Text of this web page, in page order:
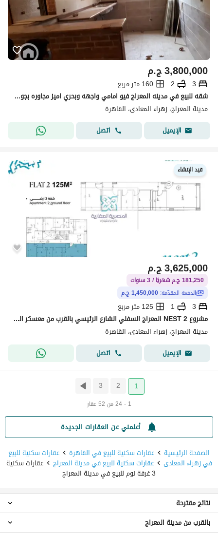
ج.م3,800,000
3
2
160 متر مربع
شقه للبيع في مدينه المعراج فيو امامي واجهه وبحري اميز مجاوره بجوار جميع الخدمات مساحه 160م تتكون من 3غرف -2حمام - ريسبشن -مطبخ - الدور 4 ي
مدينة المعراج، زهراء المعادى، القاهرة
الإيميل
اتصل
قيد الإنشاء
ج.م3,625,000
181,250 ج.م شهريًا / 3 سنوات
الدفعة المقدّمة: 1,450,000 ج.م
3
1
125 متر مربع
مشروع NEST 2 المعراج السفلي الشارع الرئيسي بالقرب من معسكر الجيش بالقرب من كارفو ر بالقرب من الدائري بالقرب من مجمع المدارس بالقرب من مج
مدينة المعراج، زهراء المعادى، القاهرة
الإيميل
اتصل
1
2
3
1 - 24 من 52 عقار
أعلمني عن العقارات الجديدة
الصفحة الرئيسية
عقارات سكنية للبيع في القاهرة عقارات سكنية للبيع
في زهراء المعادى عقارات سكنية للبيع في مدينة المعراج عقارات سكنية
3 غرفة نوم للبيع في مدينة المعراج
عقارات 1 غرفة نوم للبيع في مدينة المعراج
نتائج مقترحة
بالقرب من مدينة المعراج